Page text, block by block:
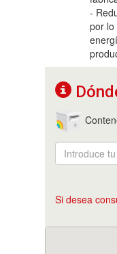
-
por lo
Si desea